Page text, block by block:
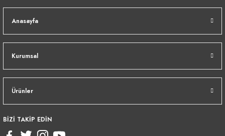
Anasayfa
Kurumsal
Ürünler
BİZİ TAKİP EDİN